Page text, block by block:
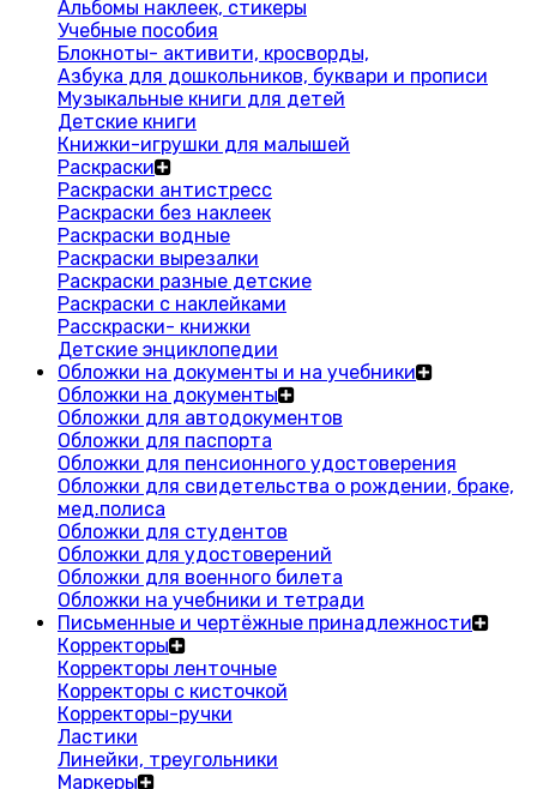
Альбомы наклеек, стикеры
Учебные пособия
Блокноты- активити, кросворды,
Азбука для дошкольников, буквари и прописи
Музыкальные книги для детей
Детские книги
Книжки-игрушки для малышей
Раскраски
Раскраски антистресс
Раскраски без наклеек
Раскраски водные
Раскраски вырезалки
Раскраски разные детские
Раскраски с наклейками
Расскраски- книжки
Детские энциклопедии
Обложки на документы и на учебники
Обложки на документы
Обложки для автодокументов
Обложки для паспорта
Обложки для пенсионного удостоверения
Обложки для свидетельства о рождении, браке,
мед.полиса
Обложки для студентов
Обложки для удостоверений
Обложки для военного билета
Обложки на учебники и тетради
Письменные и чертёжные принадлежности
Корректоры
Корректоры ленточные
Корректоры с кисточкой
Корректоры-ручки
Ластики
Линейки, треугольники
Маркеры